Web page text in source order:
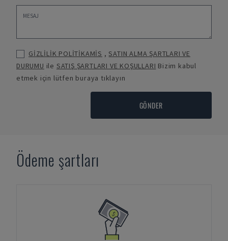
GİZLİLİK POLİTİKAMİS ,SATIN ALMA ŞARTLARI VE
DURUMU ile SATIŞ ŞARTLARI VE KOŞULLARI Bizim kabul
etmek için lütfen buraya tıklayın
GÖNDER
Ödeme şartları